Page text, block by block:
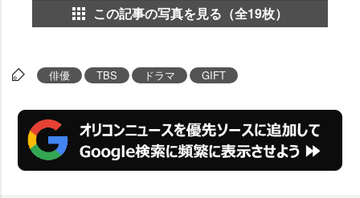
この記事の写真を見る（全19枚）
俳優 TBS ドラマ GIFT